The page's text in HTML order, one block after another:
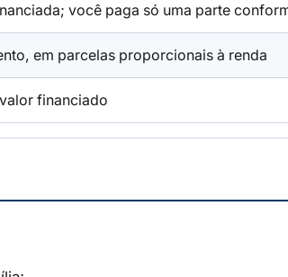
você paga só uma parte
em parcelas proporcionais à renda
financiado